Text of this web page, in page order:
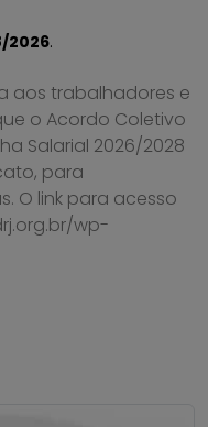
2026.
aos trabalhadores e
o Acordo Coletivo
Salarial 2026/2028
para
O link para acesso
wp-